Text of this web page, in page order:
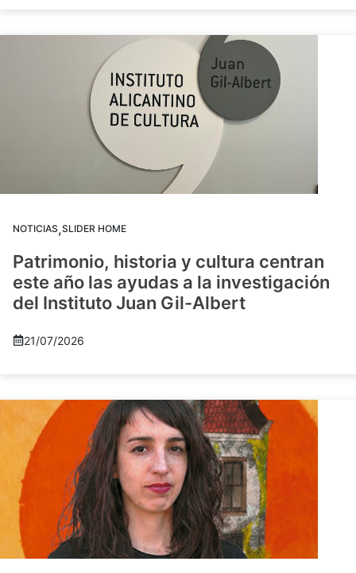
NOTICIAS,SLIDER HOME
Patrimonio, historia y cultura centran
este año las ayudas a la investigación
del Instituto Juan Gil-Albert
21/07/2026